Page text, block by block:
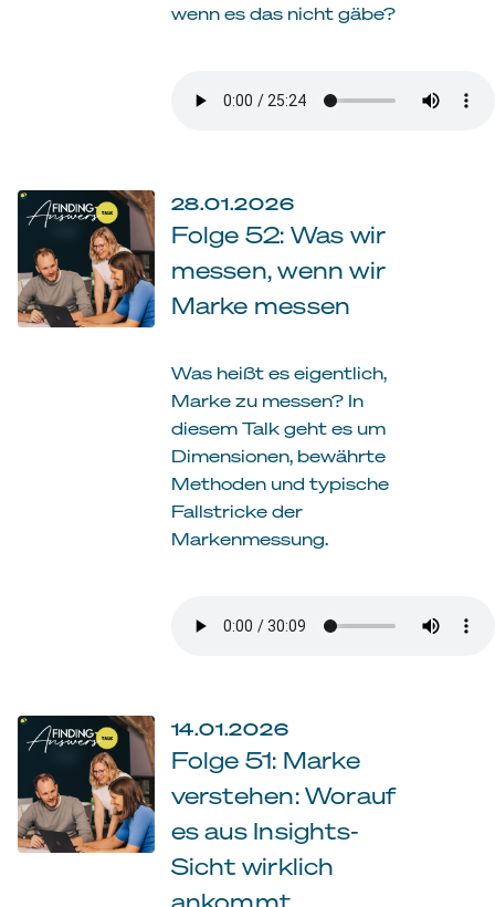
wenn es das nicht gäbe?
28.01.2026
Folge 52: Was wir
messen, wenn wir
Marke messen
Was heißt es eigentlich,
Marke zu messen? In
diesem Talk geht es um
Dimensionen, bewährte
Methoden und typische
Fallstricke der
Markenmessung.
14.01.2026
Folge 51: Marke
verstehen: Worauf
es aus Insights-
Sicht wirklich
ankommt